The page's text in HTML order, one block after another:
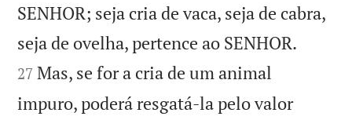
SENHOR; seja cria de vaca, seja de cabra,
seja de ovelha, pertence ao SENHOR.
27 Mas, se for a cria de um animal
impuro, poderá resgatá-la pelo valor